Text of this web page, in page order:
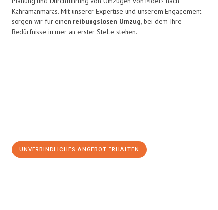
Kahramanmaras. Mit unserer Expertise und unserem Engagement
sorgen wir für einen reibungslosen Umzug, bei dem Ihre
Bedürfnisse immer an erster Stelle stehen.
UNVERBINDLICHES ANGEBOT ERHALTEN